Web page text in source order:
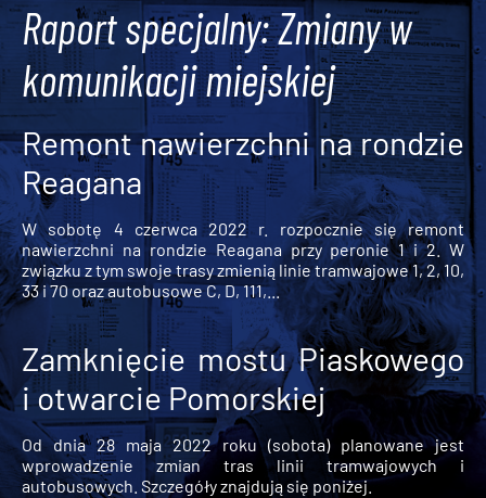
Raport specjalny: Zmiany w
komunikacji miejskiej
Remont nawierzchni na rondzie
Reagana
W sobotę 4 czerwca 2022 r. rozpocznie się remont
nawierzchni na rondzie Reagana przy peronie 1 i 2. W
związku z tym swoje trasy zmienią linie tramwajowe 1, 2, 10,
33 i 70 oraz autobusowe C, D, 111,...
Zamknięcie mostu Piaskowego
i otwarcie Pomorskiej
Od dnia 28 maja 2022 roku (sobota) planowane jest
wprowadzenie zmian tras linii tramwajowych i
autobusowych. Szczegóły znajdują się poniżej.